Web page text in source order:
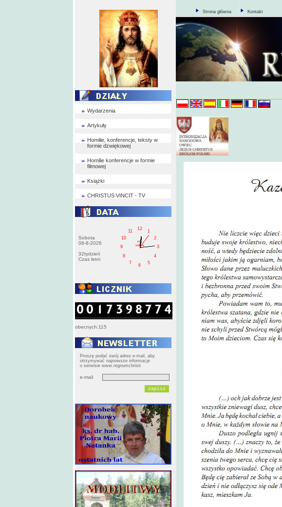
Wydarzenia
Artykuły
Homilie, konferencje, teksty w
formie dzwiękowej
Homilie konferencje w formie
filmowej
Książki
CHRISTUS VINCIT - TV
Sobota
08-8-2026
32tydzień
Czas letni
1
2
3
4
5
6
7
8
9
10
11
12
PM
sobota
obecnych:115
Proszę podać swój adres e-mail, aby
otrzymywać najnowsze informacje
o serwisie www.regnumchristi
e-mail
Strona główna Kontakt